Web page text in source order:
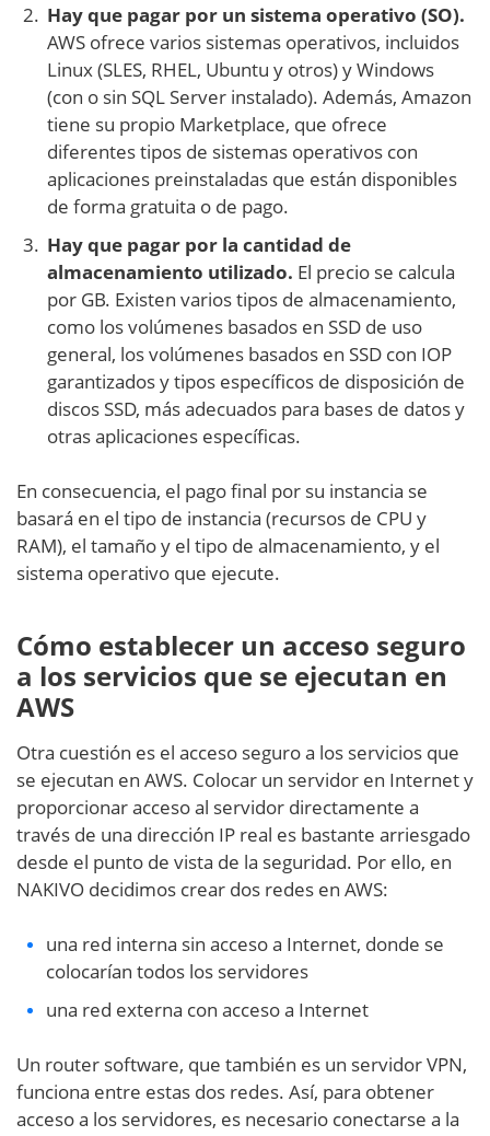
Hay que pagar por un sistema operativo (SO).
AWS ofrece varios sistemas operativos, incluidos
Linux (SLES, RHEL, Ubuntu y otros) y Windows
(con o sin SQL Server instalado). Además, Amazon
tiene su propio Marketplace, que ofrece
diferentes tipos de sistemas operativos con
aplicaciones preinstaladas que están disponibles
de forma gratuita o de pago.
Hay que pagar por la cantidad de
almacenamiento utilizado. El precio se calcula
por GB. Existen varios tipos de almacenamiento,
como los volúmenes basados en SSD de uso
general, los volúmenes basados en SSD con IOP
garantizados y tipos específicos de disposición de
discos SSD, más adecuados para bases de datos y
otras aplicaciones específicas.
En consecuencia, el pago final por su instancia se
basará en el tipo de instancia (recursos de CPU y
RAM), el tamaño y el tipo de almacenamiento, y el
sistema operativo que ejecute.
Cómo establecer un acceso seguro
a los servicios que se ejecutan en
AWS
Otra cuestión es el acceso seguro a los servicios que
se ejecutan en AWS. Colocar un servidor en Internet y
proporcionar acceso al servidor directamente a
través de una dirección IP real es bastante arriesgado
desde el punto de vista de la seguridad. Por ello, en
NAKIVO decidimos crear dos redes en AWS:
una red interna sin acceso a Internet, donde se
colocarían todos los servidores
una red externa con acceso a Internet
Un router software, que también es un servidor VPN,
funciona entre estas dos redes. Así, para obtener
acceso a los servidores, es necesario conectarse a la